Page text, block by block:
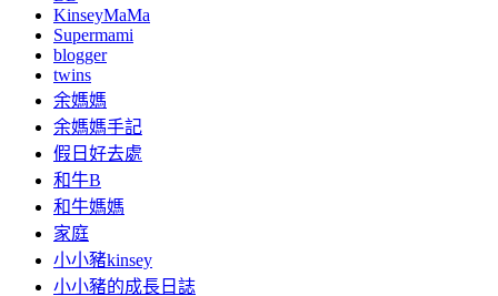
KinseyMaMa
Supermami
blogger
twins
余媽媽
余媽媽手記
假日好去處
和牛B
和牛媽媽
家庭
小小豬kinsey
小小豬的成長日誌